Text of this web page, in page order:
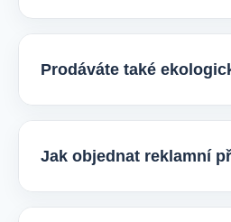
Prodáváte také
Jak objednat reklamní